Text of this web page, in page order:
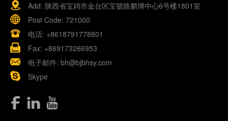
Add: 陕西省宝鸡市金台区宝虢路鹏博中心6号楼1801室
Post Code: 721000
电话: +8618791778801
Fax: +869173266953
电子邮件: bh@bjbhsy.com
Skype